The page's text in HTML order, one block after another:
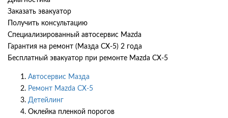
Заказать эвакуатор
Получить консультацию
Специализированный автосервис Mazda
Гарантия на ремонт (Мазда СХ-5) 2 года
Бесплатный эвакуатор при ремонте Mazda CX-5
Автосервис Мазда
Ремонт Mazda CX-5
Детейлинг
Оклейка пленкой порогов